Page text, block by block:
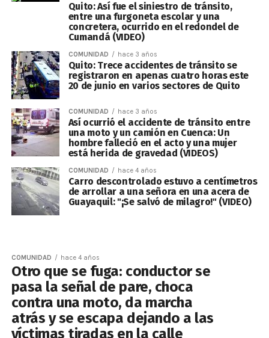
Quito: Así fue el siniestro de tránsito,
entre una furgoneta escolar y una
concretera, ocurrido en el redondel de
Cumandá (VIDEO)
COMUNIDAD hace 3 años
Quito: Trece accidentes de tránsito se
registraron en apenas cuatro horas este
20 de junio en varios sectores de Quito
COMUNIDAD hace 3 años
Así ocurrió el accidente de tránsito entre
una moto y un camión en Cuenca: Un
hombre falleció en el acto y una mujer
está herida de gravedad (VIDEOS)
COMUNIDAD hace 4 años
Carro descontrolado estuvo a centímetros
de arrollar a una señora en una acera de
Guayaquil: "¡Se salvó de milagro!" (VIDEO)
COMUNIDAD hace 4 años
Otro que se fuga: conductor se
pasa la señal de pare, choca
contra una moto, da marcha
atrás y se escapa dejando a las
víctimas tiradas en la calle